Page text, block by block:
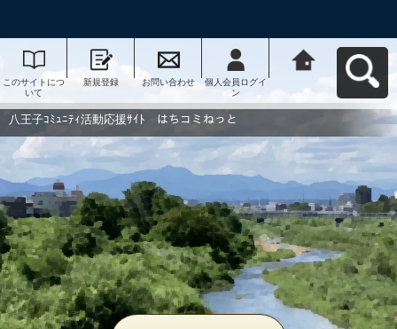
このサイトにつ
いて
新規登録 お問い合わせ
個人会員ログイ
ン
動応援ｻｲﾄ はち
コミねっとへ戻
八王子ｺﾐｭﾆﾃｨ活動応援ｻｲﾄ はちコミねっと